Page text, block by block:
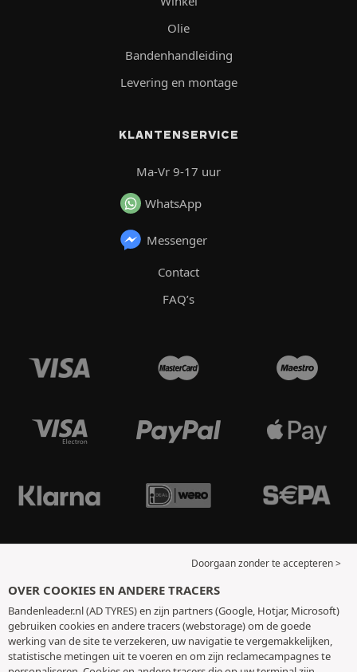
Olie
Bandenhandleiding
Levering en montage
KLANTENSERVICE
Ma-Vr 9-17 uur
WhatsApp
Messenger
Contact
FAQ’s
Doorgaan zonder te accepteren >
OVER COOKIES EN ANDERE TRACERS
Bandenleader.nl (AD TYRES) en zijn partners (Google, Hotjar, Microsoft)
gebruiken cookies en andere tracers (webstorage) om de goede
werking van de site te verzekeren, uw navigatie te vergemakkelijken,
statistische metingen uit te voeren en om zijn reclamecampagnes te